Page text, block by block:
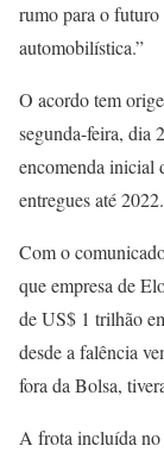
rumo para o
automobilística.”
O acordo tem
segunda-feira, dia
encomenda inicial
entregues até 2022.
Com o
que empresa de
de US$ 1 trilhão
desde a falência
fora da Bolsa,
A frota incluída no